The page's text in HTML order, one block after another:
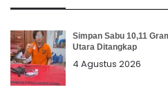
Simpan Sabu 10,11
Utara Ditangkap
4 Agustus 2026